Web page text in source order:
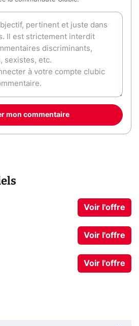
mon commentaire
Voir l'offre
Voir l'offre
Voir l'offre